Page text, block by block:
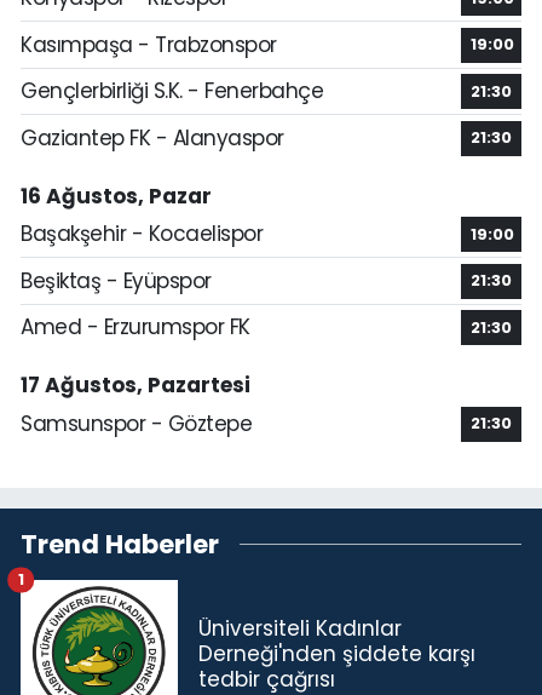
Kasımpaşa - Trabzonspor 19:00
Gençlerbirliği S.K. - Fenerbahçe 21:30
Gaziantep FK - Alanyaspor 21:30
16 Ağustos, Pazar
Başakşehir - Kocaelispor
19:00
Beşiktaş - Eyüpspor 21:30
Amed - Erzurumspor FK 21:30
17 Ağustos, Pazartesi
Samsunspor - Göztepe
21:30
Trend Haberler
Üniversiteli Kadınlar
Derneği'nden şiddete karşı
tedbir çağrısı
1